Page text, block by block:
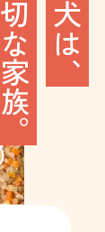
愛犬は、
大切な家族。